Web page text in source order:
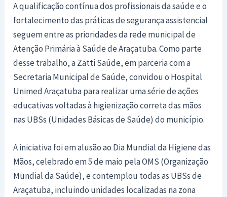
A qualificação contínua dos profissionais da saúde e o
fortalecimento das práticas de segurança assistencial
seguem entre as prioridades da rede municipal de
Atenção Primária à Saúde de Araçatuba. Como parte
desse trabalho, a Zatti Saúde, em parceria com a
Secretaria Municipal de Saúde, convidou o Hospital
Unimed Araçatuba para realizar uma série de ações
educativas voltadas à higienização correta das mãos
nas UBSs (Unidades Básicas de Saúde) do município.
A iniciativa foi em alusão ao Dia Mundial da Higiene das
Mãos, celebrado em 5 de maio pela OMS (Organização
Mundial da Saúde), e contemplou todas as UBSs de
Araçatuba, incluindo unidades localizadas na zona